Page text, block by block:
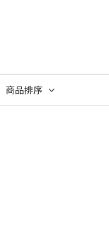
商品排序